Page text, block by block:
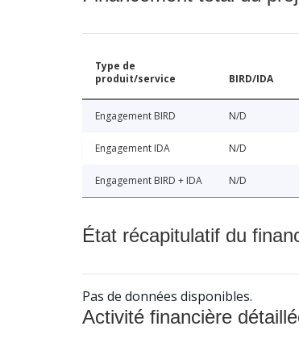
Type de
produit/service
BIRD/IDA
Engagement BIRD N/D
Engagement IDA N/D
Engagement BIRD + IDA N/D
État récapitulatif du
Pas de données disponibles.
Activité financière